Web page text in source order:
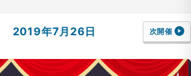
2019年7月26日 次開催